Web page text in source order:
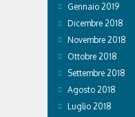
Gennaio 2019
Dicembre 2018
Novembre 2018
Ottobre 2018
Settembre 2018
Agosto 2018
Luglio 2018